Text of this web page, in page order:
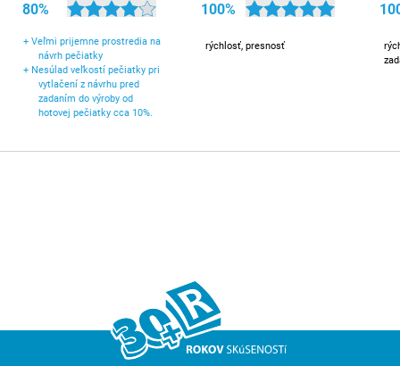
80%
+ Veľmi prijemne prostredia na
návrh pečiatky
+ Nesúlad veľkostí pečiatky pri
vytlačení z návrhu pred
zadaním do výroby od
hotovej pečiatky cca 10%.
100%
rýchlosť, presnosť